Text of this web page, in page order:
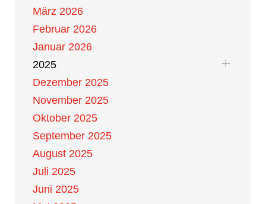
März 2026
Februar 2026
Januar 2026
2025
Dezember 2025
November 2025
Oktober 2025
September 2025
August 2025
Juli 2025
Juni 2025